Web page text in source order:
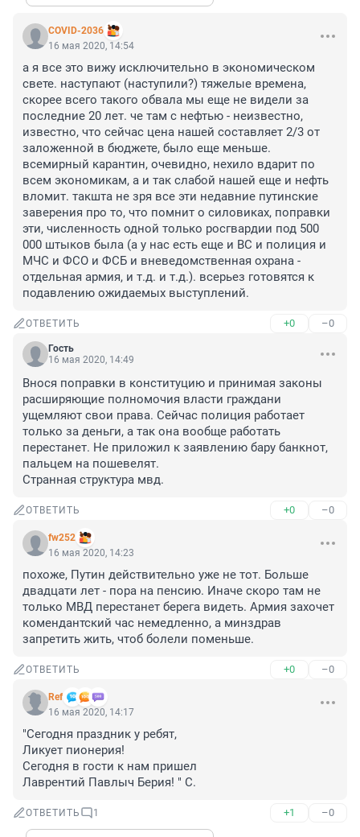
COVID-2036
16 мая 2020, 14:54
а я все это вижу исключительно в экономическом
свете. наступают (наступили?) тяжелые времена,
скорее всего такого обвала мы еще не видели за
последние 20 лет. че там с нефтью - неизвестно,
известно, что сейчас цена нашей составляет 2/3 от
заложенной в бюджете, было еще меньше.
всемирный карантин, очевидно, нехило вдарит по
всем экономикам, а и так слабой нашей еще и нефть
вломит. такшта не зря все эти недавние путинские
заверения про то, что помнит о силовиках, поправки
эти, численность одной только росгвардии под 500
000 штыков была (а у нас есть еще и ВС и полиция и
МЧС и ФСО и ФСБ и вневедомственная охрана -
отдельная армия, и т.д. и т.д.). всерьез готовятся к
подавлению ожидаемых выступлений.
ОТВЕТИТЬ +0 –0
Гость
16 мая 2020, 14:49
Внося поправки в конституцию и принимая законы
расширяющие полномочия власти граждани
ущемляют свои права. Сейчас полиция работает
только за деньги, а так она вообще работать
перестанет. Не приложил к заявлению бару банкнот,
пальцем на пошевелят.
Странная структура мвд.
ОТВЕТИТЬ +0 –0
fw252
16 мая 2020, 14:23
похоже, Путин действительно уже не тот. Больше
двадцати лет - пора на пенсию. Иначе скоро там не
только МВД перестанет берега видеть. Армия захочет
комендантский час немедленно, а минздрав
запретить жить, чтоб болели поменьше.
ОТВЕТИТЬ +0 –0
Ref
16 мая 2020, 14:17
"Сегодня праздник у ребят,
Ликует пионерия!
Сегодня в гости к нам пришел
Лаврентий Павлыч Берия! " С.
ОТВЕТИТЬ 1 +1 –0